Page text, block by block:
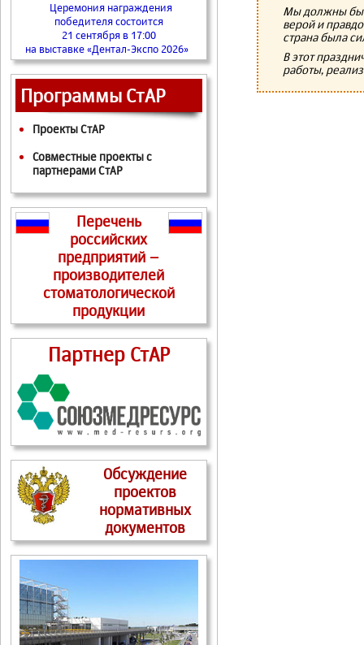
Церемония награждения
победителя состоится
21 сентября в 17:00
на выставке «Дентал-Экспо 2026»
Программы СтАР
Проекты СтАР
Совместные проекты с
партнерами СтАР
Перечень
российских
предприятий –
производителей
стоматологической
продукции
Партнер СтАР
Обсуждение
проектов
нормативных
документов
Мы должны
верой и
страна была
В этот
работы,